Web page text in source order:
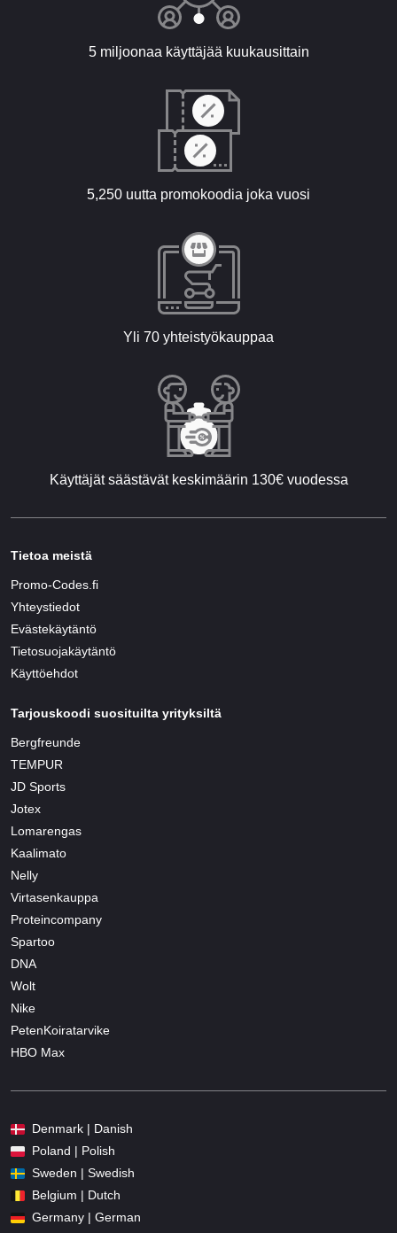
5 miljoonaa käyttäjää kuukausittain
5,250 uutta promokoodia joka vuosi
Yli 70 yhteistyökauppaa
Käyttäjät säästävät keskimäärin 130€ vuodessa
Tietoa meistä
Promo-Codes.fi
Yhteystiedot
Evästekäytäntö
Tietosuojakäytäntö
Käyttöehdot
Tarjouskoodi suosituilta yrityksiltä
Bergfreunde
TEMPUR
JD Sports
Jotex
Lomarengas
Kaalimato
Nelly
Virtasenkauppa
Proteincompany
Spartoo
DNA
Wolt
Nike
PetenKoiratarvike
HBO Max
Denmark | Danish
Poland | Polish
Sweden | Swedish
Belgium | Dutch
Germany | German